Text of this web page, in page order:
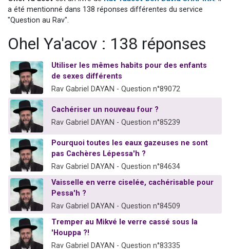
6 personnes viennent de faire un don pour 5 enfants déjà orphelins risquent de perdre leur maman
Il reste 49 places pour étudier en groupe sur Zoom
a été mentionné dans 138 réponses différentes du service
"Question au Rav".
Ohel Ya'acov : 138 réponses
Utiliser les mêmes habits pour des enfants
de sexes différents
Rav Gabriel DAYAN - Question n°89072
Cachériser un nouveau four ?
Rav Gabriel DAYAN - Question n°85239
Pourquoi toutes les eaux gazeuses ne sont
pas Cachères Lépessa'h ?
Rav Gabriel DAYAN - Question n°84634
Vaisselle en verre ciselée, cachérisable pour
Pessa'h ?
Rav Gabriel DAYAN - Question n°84509
Tremper au Mikvé le verre cassé sous la
'Houppa ?!
Rav Gabriel DAYAN - Question n°83335